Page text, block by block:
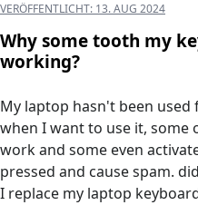
VERÖFFENTLICHT: 13. AUG 2024
Why some tooth my
working?
My laptop hasn't been
when I want to use it, some
work and some even
pressed and cause spam.
I replace my laptop